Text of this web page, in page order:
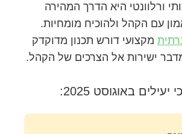
ורלוונטי היא הדרך המהירה
עם הקהל ולהוכיח מומחיות.
מקצועי דורש תכנון מדוקדק
ישירות אל הצרכים של הקהל.
באוגוסט 2025: